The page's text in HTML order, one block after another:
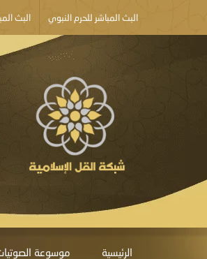
البث المباشر للحرم النبوي البث
الرئيسية موسوعة